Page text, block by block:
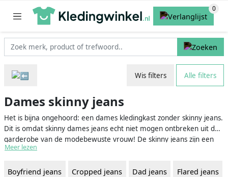
Wis filters Alle filters
Dames skinny jeans
Het is bijna ongehoord: een dames kledingkast zonder skinny jeans.
Dit is omdat skinny dames jeans echt niet mogen ontbreken uit de
garderobe van de modebewuste vrouw! De skinny jeans zijn een
onmisbaar item omdat ze zo veelzijdig zijn. Je kunt een lichtblauwe
en shirts combineren. Ditzelfde geldt voor skinny jeans die je wilt
Meer lezen
Boyfriend jeans Cropped jeans Dad jeans Flared jeans